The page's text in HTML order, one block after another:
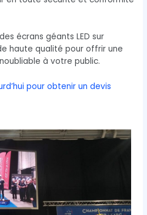
écrans géants LED sur
haute qualité pour offrir une
à votre public.
pour obtenir un devis